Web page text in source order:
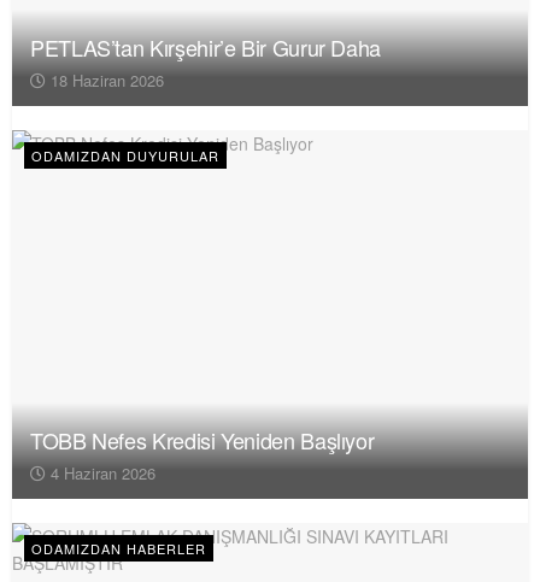
PETLAS’tan Kırşehir’e Bir Gurur Daha
18 Haziran 2026
ODAMIZDAN DUYURULAR
TOBB Nefes Kredisi Yeniden Başlıyor
4 Haziran 2026
ODAMIZDAN HABERLER